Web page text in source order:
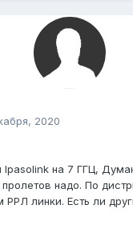
развернули в одном
в другом городе уже
между базами
2020
Ipasolink на 7 ГГЦ,
надо. По
РРЛ линки. Есть ли